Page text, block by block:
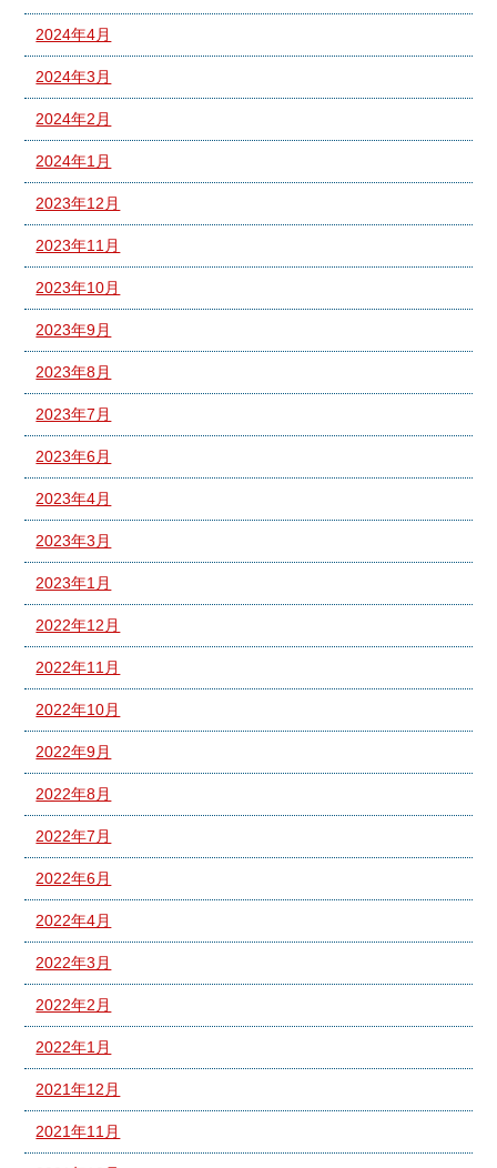
2024年4月
2024年3月
2024年2月
2024年1月
2023年12月
2023年11月
2023年10月
2023年9月
2023年8月
2023年7月
2023年6月
2023年4月
2023年3月
2023年1月
2022年12月
2022年11月
2022年10月
2022年9月
2022年8月
2022年7月
2022年6月
2022年4月
2022年3月
2022年2月
2022年1月
2021年12月
2021年11月